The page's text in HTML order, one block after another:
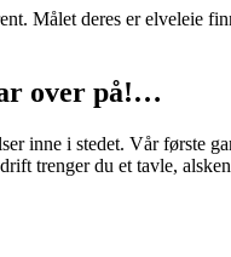
Målet deres er elveleie
over på!…
inne i stedet. Vår første
trenger du et tavle,